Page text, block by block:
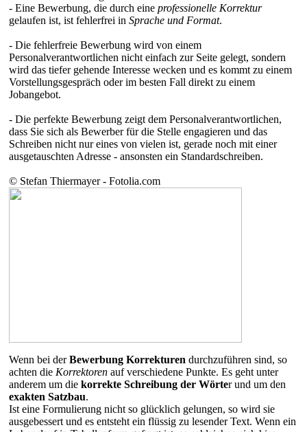
- Eine Bewerbung, die durch eine professionelle Korrektur
gelaufen ist, ist fehlerfrei in Sprache und Format.
- Die fehlerfreie Bewerbung wird von einem
Personalverantwortlichen nicht einfach zur Seite gelegt, sondern
wird das tiefer gehende Interesse wecken und es kommt zu einem
Vorstellungsgespräch oder im besten Fall direkt zu einem
Jobangebot.
- Die perfekte Bewerbung zeigt dem Personalverantwortlichen,
dass Sie sich als Bewerber für die Stelle engagieren und das
Schreiben nicht nur eines von vielen ist, gerade noch mit einer
ausgetauschten Adresse - ansonsten ein Standardschreiben.
© Stefan Thiermayer - Fotolia.com
Wenn bei derBewerbung Korrekturen durchzuführen sind, so
achten die Korrektoren auf verschiedene Punkte. Es geht unter
anderem um die korrekte Schreibung der Wörter und um den
exakten Satzbau.
Ist eine Formulierung nicht so glücklich gelungen, so wird sie
ausgebessert und es entsteht ein flüssig zu lesender Text. Wenn ein